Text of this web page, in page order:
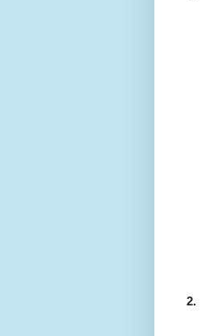
2.